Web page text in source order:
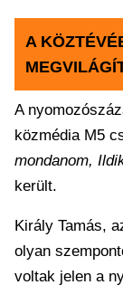
A
A
közmédia M5
mondanom,
került.
Király Tamás,
olyan
voltak jelen a